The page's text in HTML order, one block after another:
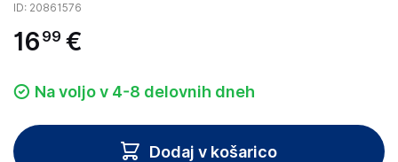
ID: 20861576
16 99 €
Na voljo v 4-8 delovnih dneh
Dodaj v košarico